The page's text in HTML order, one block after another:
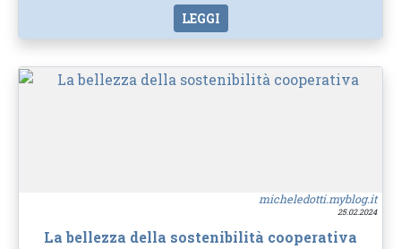
LEGGI
micheledotti.myblog.it
25.02.2024
La bellezza della sostenibilità cooperativa